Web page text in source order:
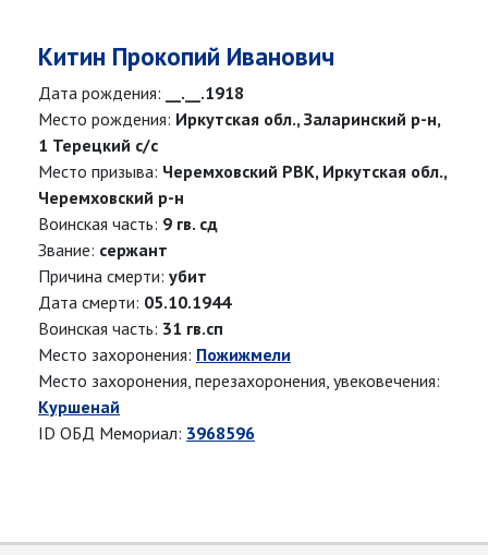
Китин Прокопий Иванович
Дата рождения:
__.__.1918
Место рождения: Иркутская обл., Заларинский р-н,
1 Терецкий с/с
Место призыва: Черемховский РВК, Иркутская обл.,
Черемховский р-н
Воинская часть: 9 гв. сд
Звание: сержант
Причина смерти: убит
Дата смерти: 05.10.1944
Воинская часть: 31 гв.сп
Место захоронения: Пожижмели
Место захоронения, перезахоронения, увековечения:
Куршенай
ID ОБД Мемориал: 3968596